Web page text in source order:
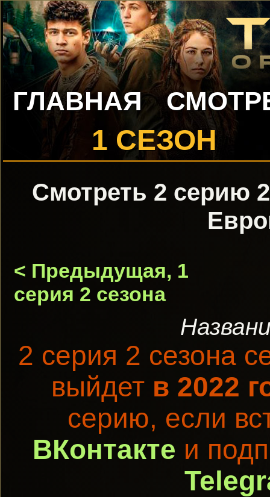
ГЛАВНАЯ
1 СЕЗОН
Смотреть 2 серию
< Предыдущая, 1
серия 2 сезона
2 серия 2 сезона
выйдет в 2022
серию, если
ВКонтакте и